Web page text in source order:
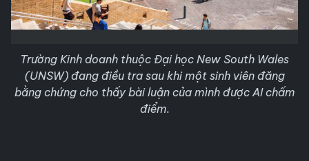
Trường Kinh doanh thuộc Đại học New South Wales
(UNSW) đang điều tra sau khi một sinh viên đăng
bằng chứng cho thấy bài luận của mình được AI chấm
điểm.